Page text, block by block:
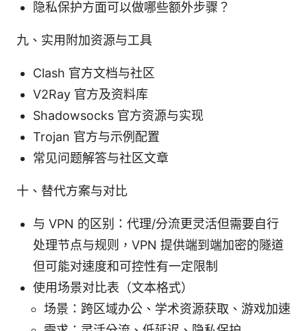
隐私保护方面可以做哪些额外步骤？
九、实用附加资源与工具
Clash 官方文档与社区
V2Ray 官方及资料库
Shadowsocks 官方资源与实现
Trojan 官方与示例配置
常见问题解答与社区文章
十、替代方案与对比
与 VPN 的区别：代理/分流更灵活但需要自行
处理节点与规则，VPN 提供端到端加密的隧道
但可能对速度和可控性有一定限制
使用场景对比表（文本格式）
场景：跨区域办公、学术资源获取、游戏加速